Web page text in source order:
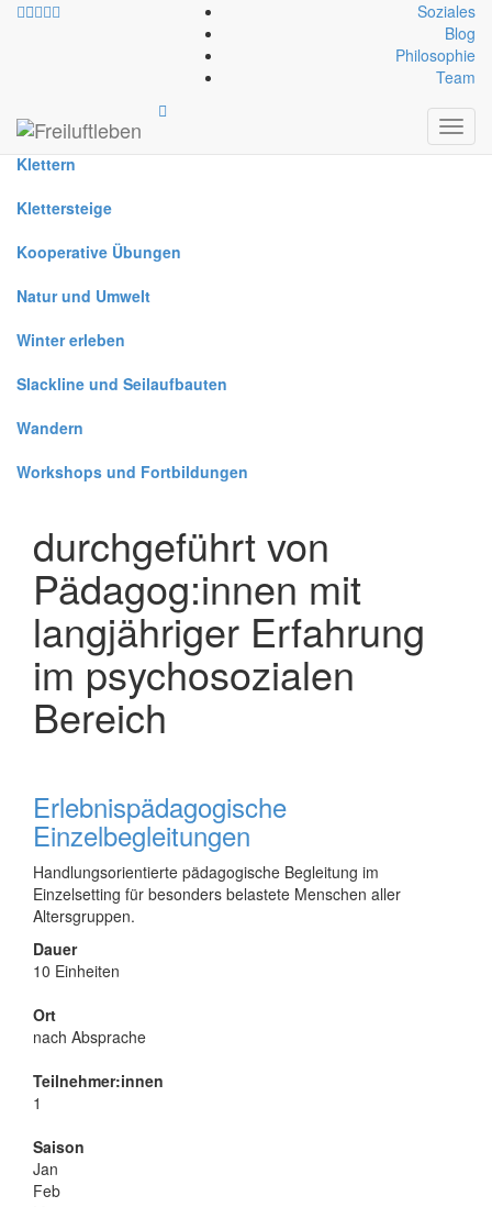
Soziales
Blog
Philosophie
Team
Canyoning
Klettern
Klettersteige
Kooperative Übungen
Natur und Umwelt
Winter erleben
Slackline und Seilaufbauten
Wandern
Workshops und Fortbildungen
durchgeführt von
Pädagog:innen mit
langjähriger Erfahrung
im psychosozialen
Bereich
Erlebnispädagogische
Einzelbegleitungen
Handlungsorientierte pädagogische Begleitung im
Einzelsetting für besonders belastete Menschen aller
Altersgruppen.
Dauer
10 Einheiten
Ort
nach Absprache
Teilnehmer:innen
1
Saison
Jan
Feb